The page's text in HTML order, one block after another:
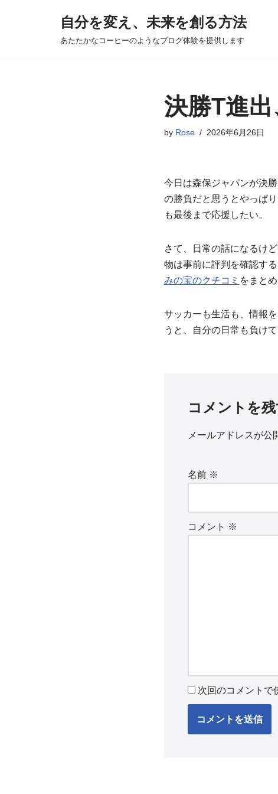
自分を変え、未来を創る方法
あたたかなコーヒーのようなブログ体験を提供します
決勝T進
by Rose 2026年6月26日
今日は森保ジャパンが決
の勝負だと思うとやっぱ
も最後まで応援したい。
さて、日常の話になるけ
物は事前に評判を確認す
みの宝のクチコミ をまと
サッカーも生活も、情報
うと、自分の日常も負け
コメントを
メールアドレスが公
名前 ※
コメント ※
次回のコメントで